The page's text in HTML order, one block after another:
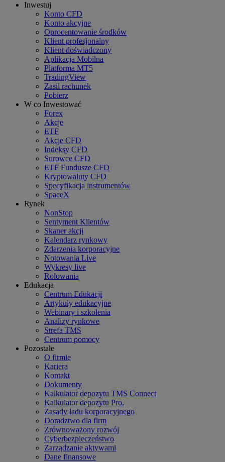
Inwestuj
Konto CFD
Konto akcyjne
Oprocentowanie środków
Klient profesjonalny
Klient doświadczony
Aplikacja Mobilna
Platforma MT5
TradingView
Zasil rachunek
Pobierz
W co Inwestować
Forex
Akcje
ETF
Akcje CFD
Indeksy CFD
Surowce CFD
ETF Fundusze CFD
Kryptowaluty CFD
Specyfikacja instrumentów
SpaceX
Rynek
NonStop
Sentyment Klientów
Skaner akcji
Kalendarz rynkowy
Zdarzenia korporacyjne
Notowania Live
Wykresy live
Rolowania
Edukacja
Centrum Edukacji
Artykuły edukacyjne
Webinary i szkolenia
Analizy rynkowe
Strefa TMS
Centrum pomocy
Pozostałe
O firmie
Kariera
Kontakt
Dokumenty
Kalkulator depozytu TMS Connect
Kalkulator depozytu Pro.
Zasady ładu korporacyjnego
Doradztwo dla firm
Zrównoważony rozwój
Cyberbezpieczeństwo
Zarządzanie aktywami
Dane finansowe